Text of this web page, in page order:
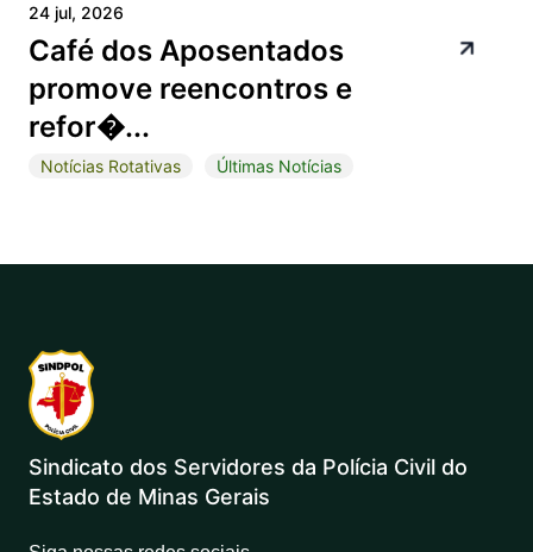
24 jul, 2026
Café dos Aposentados
promove reencontros e
refor�...
Notícias Rotativas Últimas Notícias
Sindicato dos Servidores da Polícia Civil do
Estado de Minas Gerais